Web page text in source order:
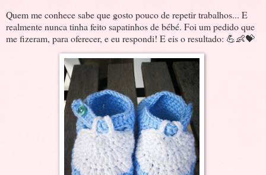
Quem me conhece sabe que gosto pouco de repetir trabalhos... E
realmente nunca tinha feito sapatinhos de bébé. Foi um pedido que
me fizeram, para oferecer, e eu respondi! E eis o resultado: 💪👶💝